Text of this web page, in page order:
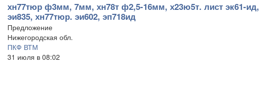
хн77тюр ф3мм, 7мм, хн78т ф2,5-16мм, х23ю5т. лист эк61-ид,
эи835, хн77тюр. эи602, эп718ид
Предложение
Нижегородская обл.
ПКФ ВТМ
31 июля в 08:02